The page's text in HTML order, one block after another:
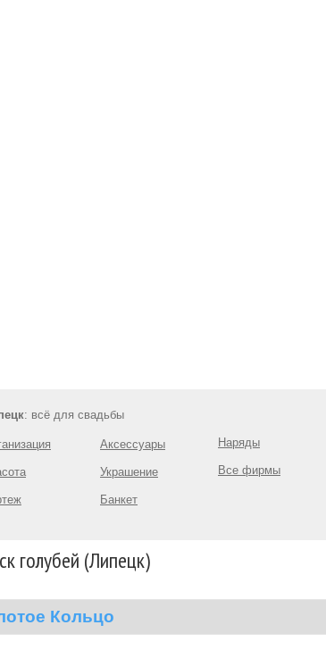
: всё для свадьбы
Аксессуары
Украшение
Банкет
Наряды
Все фирмы
голубей (Липецк)
Кольцо